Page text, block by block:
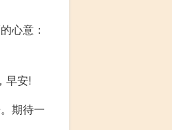
心意：
早安!
期待一